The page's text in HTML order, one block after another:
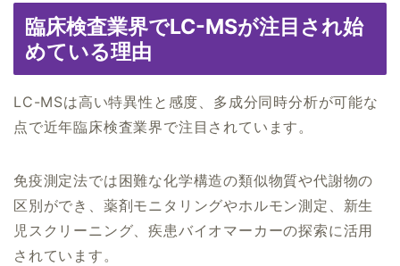
臨床検査業界でLC-MSが注目され始
めている理由
LC-MSは高い特異性と感度、多成分同時分析が可能な
点で近年臨床検査業界で注目されています。
免疫測定法では困難な化学構造の類似物質や代謝物の
区別ができ、薬剤モニタリングやホルモン測定、新生
児スクリーニング、疾患バイオマーカーの探索に活用
されています。